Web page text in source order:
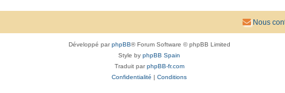
Nous
Développé parphpBB® Forum Software © phpBB Limited
Style by phpBB Spain
Traduit parphpBB-fr.com
Confidentialité | Conditions